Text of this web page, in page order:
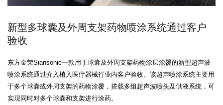
新型多球囊及外周支架药物喷涂系统通过客户
验收
东方金荣Siansonic一款用于球囊及外周支架药物涂层涂覆的新型超声波
喷涂系统通过介入植入医疗器械行业内客户验收。该超声喷涂系统主要用
于多个球囊或外周支架的药物涂覆，搭载多组超声波喷头及供液系统，可
实现同时对多个球囊和支架进行涂药。